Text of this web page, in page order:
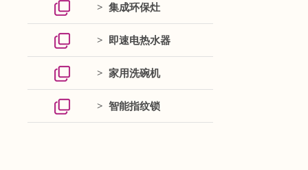
> 集成环保灶
> 即速电热水器
> 家用洗碗机
> 智能指纹锁